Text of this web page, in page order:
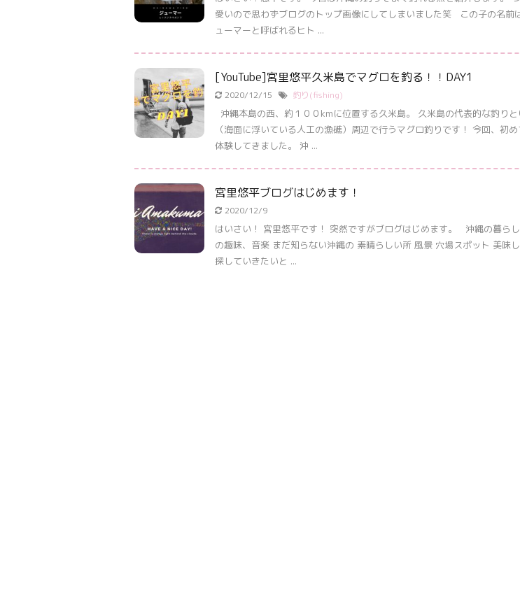
愛いので思わずブログのトップ画像にしてしまいました笑 この子の名前
ューマーと呼ばれるヒト ...
[YouTube]宮里悠平久米島でマグロを釣る！！DAY1
2020/12/15 釣り(fishing)
沖縄本島の西、約１００kmに位置する久米島。 久米島の代表的な釣り
（海面に浮いている人工の漁礁）周辺で行うマグロ釣りです！ 今回、初
体験してきました。 沖 ...
宮里悠平ブログはじめます！
2020/12/9
はいさい！ 宮里悠平です！ 突然ですがブログはじめます。 沖縄の暮ら
の趣味、音楽 まだ知らない沖縄の 素晴らしい所 風景 穴場スポット 美味
探していきたいと ...